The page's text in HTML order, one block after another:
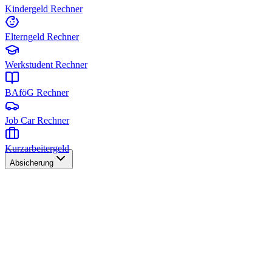
Kindergeld Rechner
Elterngeld Rechner
Werkstudent Rechner
BAföG Rechner
Job Car Rechner
Kurzarbeitergeld
Absicherung